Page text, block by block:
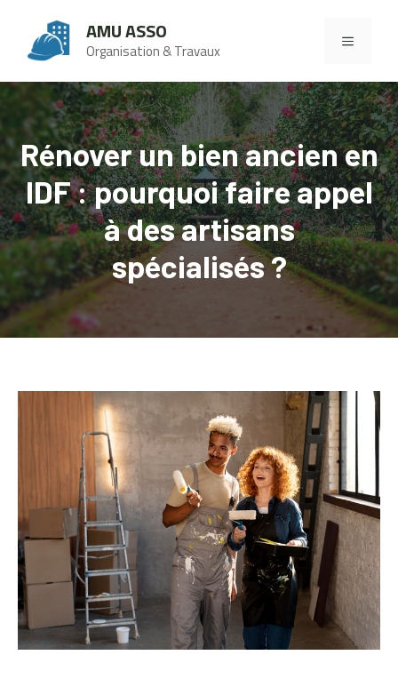
contenu
AMU ASSO
Organisation & Travaux
MENU
Rénover un bien ancien en
IDF : pourquoi faire appel
à des artisans
spécialisés ?